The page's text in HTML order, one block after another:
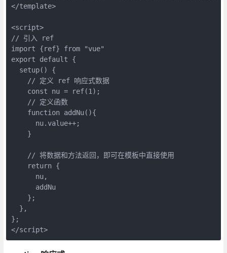
</template>
<script>
// 引入 ref
import {ref} from "vue"
export default {
  setup() {
    // 定义 ref 响应式数据
    const nu = ref(1);
    // 定义函数
    function addNu(){
      nu.value++;
    }
    // 将数据和方法返回，即可在模板中直接使用
    return {
      nu,
      addNu
    };
  },
};
</script>